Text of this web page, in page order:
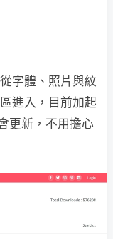
字體、照片與紋
進入，目前加起
更新，不用擔心